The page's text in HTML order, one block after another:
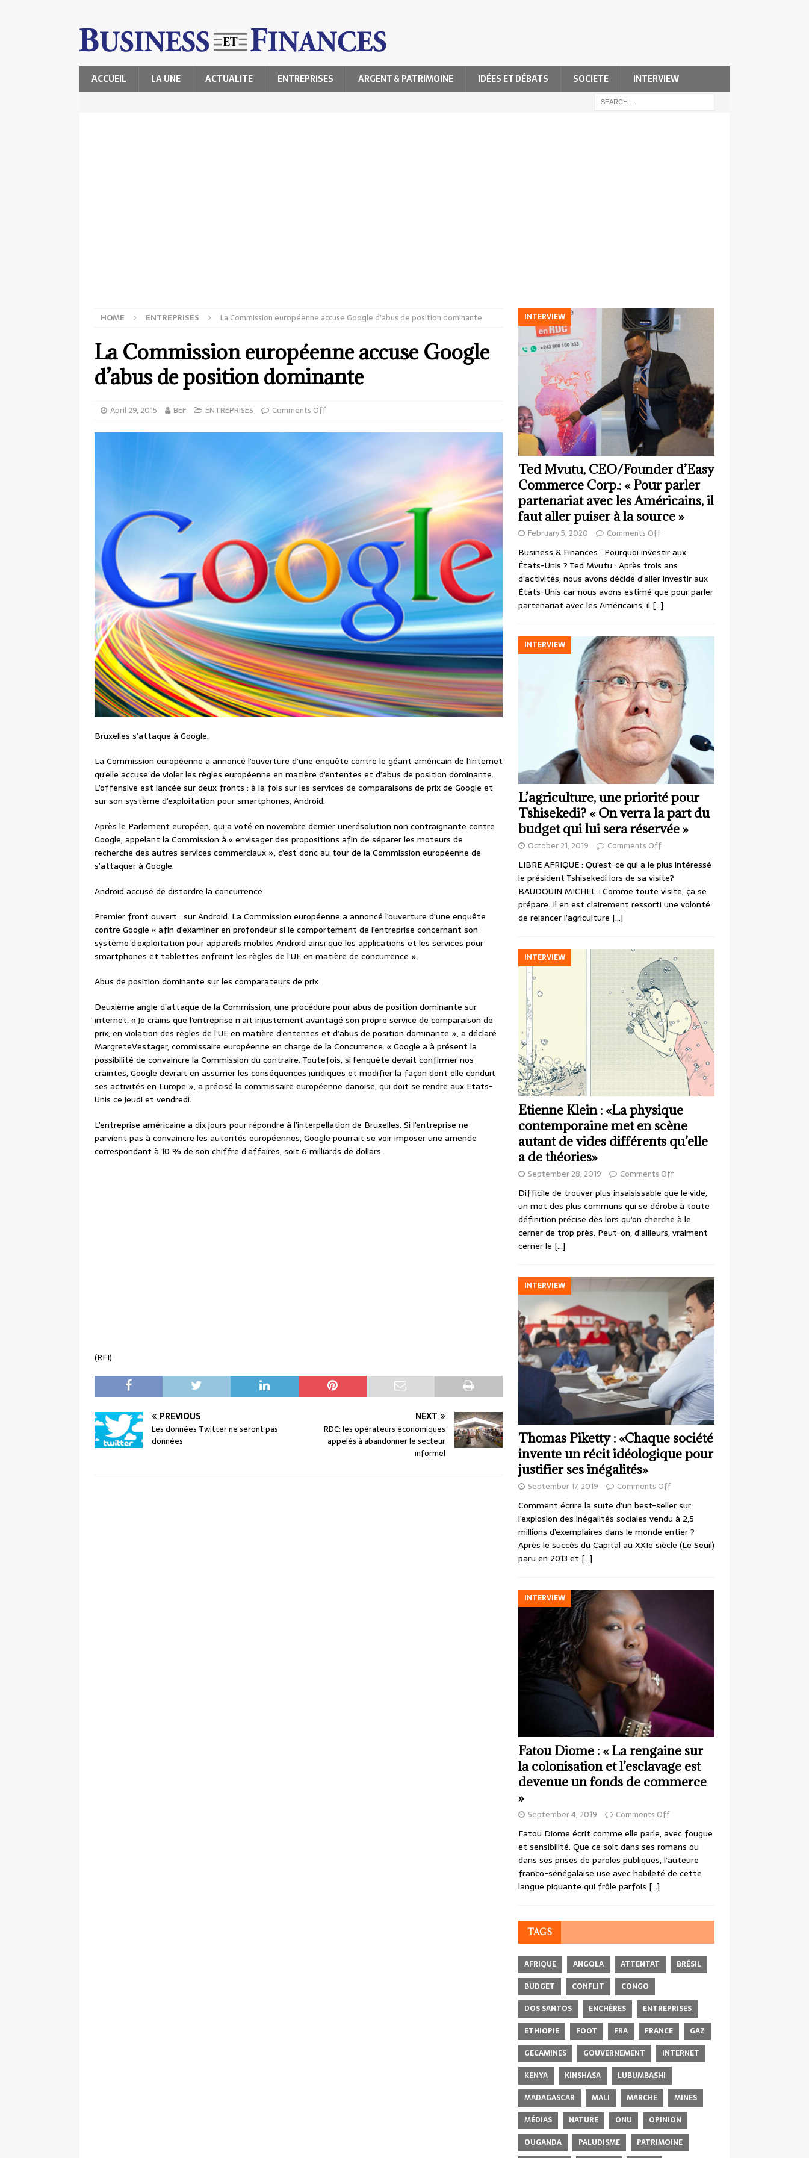
ACCUEIL LA UNE ACTUALITE ENTREPRISES ARGENT & PATRIMOINE IDÉES ET DÉBATS SOCIETE INTERVIEW
HOME ENTREPRISES La Commission européenne accuse Google d’abus de position dominante
La Commission européenne accuse Google
d’abus de position dominante
April 29, 2015 BEF ENTREPRISES Comments Off
Bruxelles s’attaque à Google.
La Commission européenne a annoncé l’ouverture d’une enquête contre le géant américain de l’internet
qu’elle accuse de violer les règles européenne en matière d’ententes et d’abus de position dominante.
L’offensive est lancée sur deux fronts : à la fois sur les services de comparaisons de prix de Google et
sur son système d’exploitation pour smartphones, Android.
Après le Parlement européen, qui a voté en novembre dernier unerésolution non contraignante contre
Google, appelant la Commission à « envisager des propositions afin de séparer les moteurs de
recherche des autres services commerciaux », c’est donc au tour de la Commission européenne de
s’attaquer à Google.
Android accusé de distordre la concurrence
Premier front ouvert : sur Android. La Commission européenne a annoncé l’ouverture d’une enquête
contre Google « afin d’examiner en profondeur si le comportement de l’entreprise concernant son
système d’exploitation pour appareils mobiles Android ainsi que les applications et les services pour
smartphones et tablettes enfreint les règles de l’UE en matière de concurrence ».
Abus de position dominante sur les comparateurs de prix
Deuxième angle d’attaque de la Commission, une procédure pour abus de position dominante sur
internet. « Je crains que l’entreprise n’ait injustement avantagé son propre service de comparaison de
prix, en violation des règles de l’UE en matière d’ententes et d’abus de position dominante », a déclaré
MargreteVestager, commissaire européenne en charge de la Concurrence. « Google a à présent la
possibilité de convaincre la Commission du contraire. Toutefois, si l’enquête devait confirmer nos
craintes, Google devrait en assumer les conséquences juridiques et modifier la façon dont elle conduit
ses activités en Europe », a précisé la commissaire européenne danoise, qui doit se rendre aux Etats-
Unis ce jeudi et vendredi.
L’entreprise américaine a dix jours pour répondre à l’interpellation de Bruxelles. Si l’entreprise ne
parvient pas à convaincre les autorités européennes, Google pourrait se voir imposer une amende
correspondant à 10 % de son chiffre d’affaires, soit 6 milliards de dollars.
(RFI)
PREVIOUS
Les données Twitter ne seront pas
données
NEXT
RDC: les opérateurs économiques
appelés à abandonner le secteur
informel
INTERVIEW
Ted Mvutu, CEO/Founder d’Easy
Commerce Corp.: « Pour parler
partenariat avec les Américains, il
faut aller puiser à la source »
February 5, 2020 Comments Off
Business & Finances : Pourquoi investir aux
États-Unis ? Ted Mvutu : Après trois ans
d’activités, nous avons décidé d’aller investir aux
États-Unis car nous avons estimé que pour parler
partenariat avec les Américains, il […]
INTERVIEW
L’agriculture, une priorité pour
Tshisekedi? « On verra la part du
budget qui lui sera réservée »
October 21, 2019 Comments Off
LIBRE AFRIQUE : Qu’est-ce qui a le plus intéressé
le président Tshisekedi lors de sa visite?
BAUDOUIN MICHEL : Comme toute visite, ça se
prépare. Il en est clairement ressorti une volonté
de relancer l’agriculture […]
INTERVIEW
Etienne Klein : «La physique
contemporaine met en scène
autant de vides différents qu’elle
a de théories»
September 28, 2019 Comments Off
Difficile de trouver plus insaisissable que le vide,
un mot des plus communs qui se dérobe à toute
définition précise dès lors qu’on cherche à le
cerner de trop près. Peut-on, d’ailleurs, vraiment
cerner le […]
INTERVIEW
Thomas Piketty : «Chaque société
invente un récit idéologique pour
justifier ses inégalités»
September 17, 2019 Comments Off
Comment écrire la suite d’un best-seller sur
l’explosion des inégalités sociales vendu à 2,5
millions d’exemplaires dans le monde entier ?
Après le succès du Capital au XXIe siècle (Le Seuil)
paru en 2013 et […]
INTERVIEW
Fatou Diome : « La rengaine sur
la colonisation et l’esclavage est
devenue un fonds de commerce
»
September 4, 2019 Comments Off
Fatou Diome écrit comme elle parle, avec fougue
et sensibilité. Que ce soit dans ses romans ou
dans ses prises de paroles publiques, l’auteure
franco-sénégalaise use avec habileté de cette
langue piquante qui frôle parfois […]
TAGS
AFRIQUE ANGOLA ATTENTAT
BRÉSIL
BUDGET
CONFLIT
CONGO
DOS SANTOS
ENCHÈRES
ENTREPRISES
ETHIOPIE
FOOT FRA FRANCE
GAZ
GECAMINES
GOUVERNEMENT
INTERNET
KENYA
KINSHASA
LUBUMBASHI
MADAGASCAR
MALI MARCHE
MINES
MÉDIAS
NATURE ONU
OPINION
OUGANDA
PALUDISME PATRIMOINE